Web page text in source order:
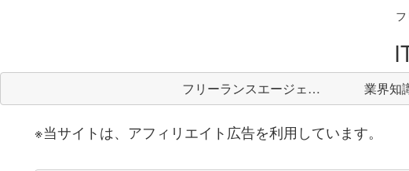
フリーランスエージェント 業界知
※当サイトは、アフィリエイト広告を利用しています。